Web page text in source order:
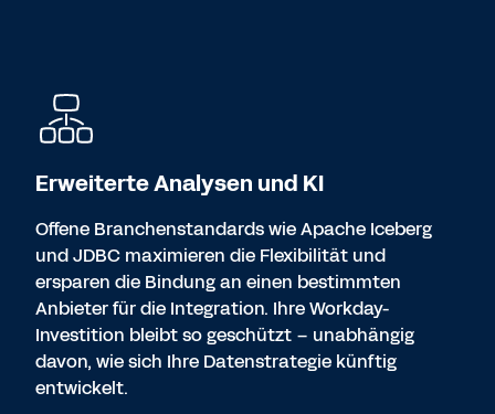
Erweiterte Analysen und KI
Offene Branchenstandards wie Apache Iceberg
und JDBC maximieren die Flexibilität und
ersparen die Bindung an einen bestimmten
Anbieter für die Integration. Ihre Workday-
Investition bleibt so geschützt – unabhängig
davon, wie sich Ihre Datenstrategie künftig
entwickelt.